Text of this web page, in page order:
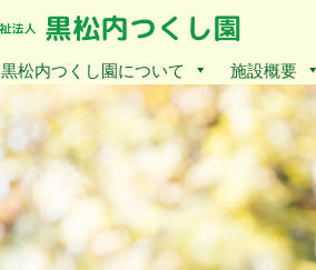
黒松内つくし園について 施設概要